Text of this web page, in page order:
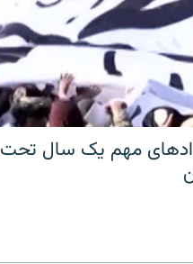
مهم یک سال تحت